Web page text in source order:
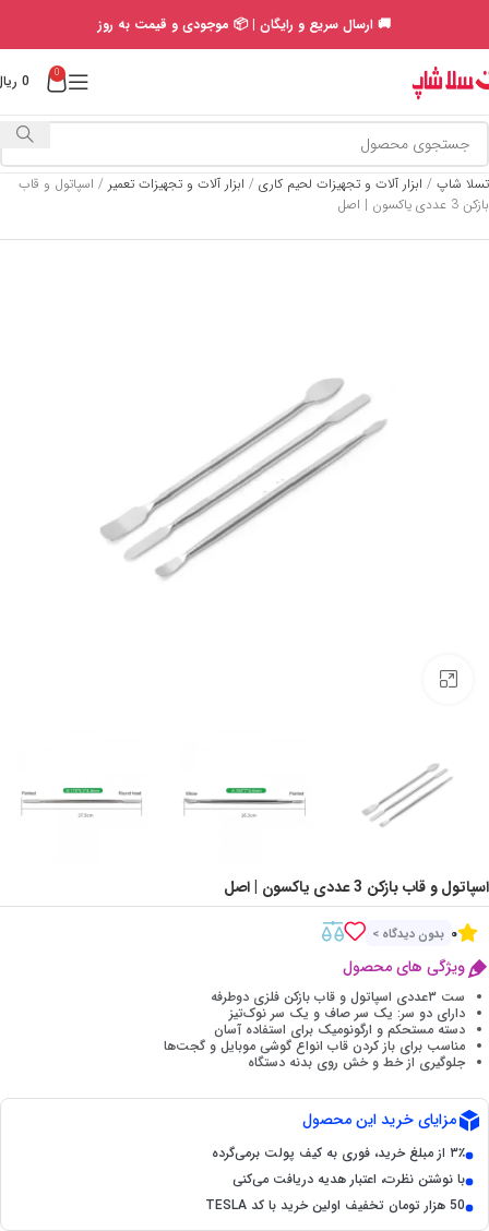
🚚 ارسال سریع و رایگان | 📦 موجودی و قیمت به روز
0
0
تسلا شاپ / ابزار آلات و تجهیزات لحیم کاری / ابزار آلات و تجهیزات تعمیر / اسپاتول و قاب
بازکن 3 عددی یاکسون | اصل
اسپاتول و قاب بازکن 3 عددی یاکسون | اصل
0 بدون دیدگاه >
ویژگی های محصول
ست ۳عددی اسپاتول و قاب بازکن فلزی دوطرفه
دارای دو سر: یک سر صاف و یک سر نوک‌تیز
دسته مستحکم و ارگونومیک برای استفاده آسان
مناسب برای باز کردن قاب انواع گوشی موبایل و گجت‌ها
جلوگیری از خط و خش روی بدنه دستگاه
مزایای خرید این محصول
۳٪ از مبلغ خرید، فوری به کیف پولت برمی‌گرده
با نوشتن نظرت، اعتبار هدیه دریافت می‌کنی
50 هزار تومان تخفیف اولین خرید با کد TESLA